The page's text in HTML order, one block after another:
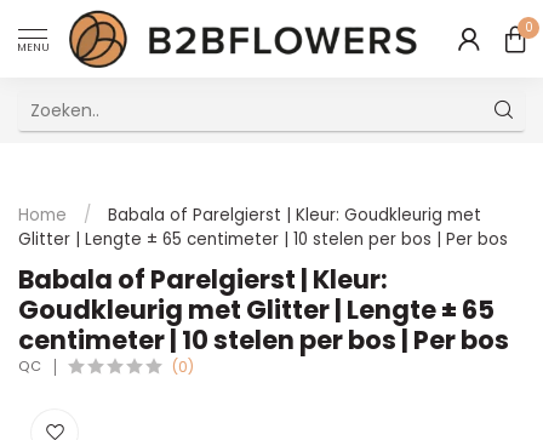
MENU
0
Home /
Babala of Parelgierst | Kleur: Goudkleurig met
Glitter | Lengte ± 65 centimeter | 10 stelen per bos | Per bos
Babala of Parelgierst | Kleur:
Goudkleurig met Glitter | Lengte ± 65
centimeter | 10 stelen per bos | Per bos
QC (0)